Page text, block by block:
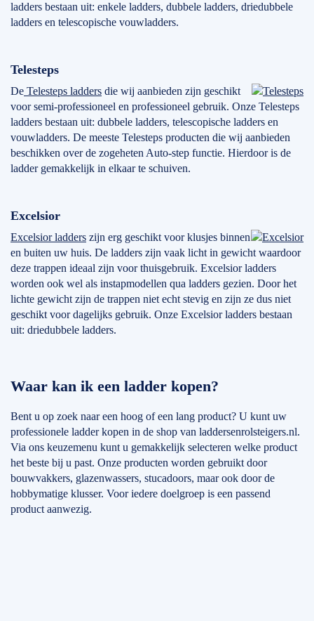
ladders bestaan uit: enkele ladders, dubbele ladders, driedubbele
ladders en telescopische vouwladders.
Telesteps
De Telesteps ladders die wij aanbieden zijn geschikt
voor semi-professioneel en professioneel gebruik. Onze Telesteps
ladders bestaan uit: dubbele ladders, telescopische ladders en
vouwladders. De meeste Telesteps producten die wij aanbieden
beschikken over de zogeheten Auto-step functie. Hierdoor is de
ladder gemakkelijk in elkaar te schuiven.
Excelsior
Excelsior ladders zijn erg geschikt voor klusjes binnen
en buiten uw huis. De ladders zijn vaak licht in gewicht waardoor
deze trappen ideaal zijn voor thuisgebruik. Excelsior ladders
worden ook wel als instapmodellen qua ladders gezien. Door het
lichte gewicht zijn de trappen niet echt stevig en zijn ze dus niet
geschikt voor dagelijks gebruik. Onze Excelsior ladders bestaan
uit: driedubbele ladders.
Waar kan ik een ladder kopen?
Bent u op zoek naar een hoog of een lang product? U kunt uw
professionele ladder kopen in de shop van laddersenrolsteigers.nl.
Via ons keuzemenu kunt u gemakkelijk selecteren welke product
het beste bij u past. Onze producten worden gebruikt door
bouwvakkers, glazenwassers, stucadoors, maar ook door de
hobbymatige klusser. Voor iedere doelgroep is een passend
product aanwezig.